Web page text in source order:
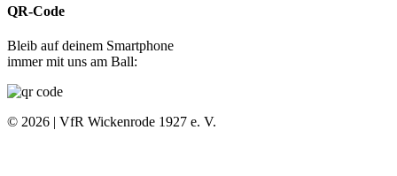
QR-Code
Bleib auf deinem Smartphone
immer mit uns am Ball:
© 2026 | VfR Wickenrode 1927 e. V.